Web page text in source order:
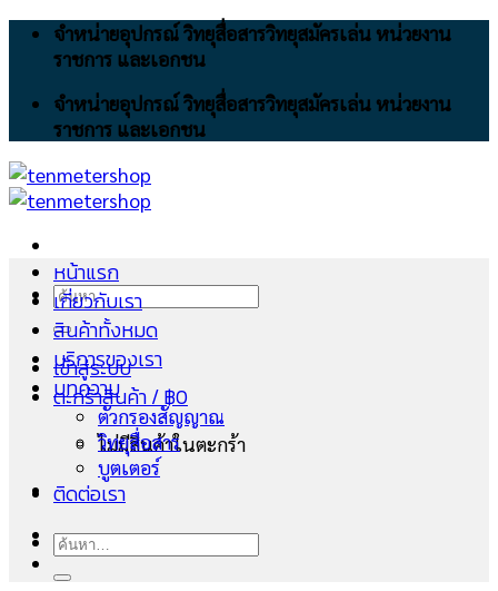
Skip
จำหน่ายอุปกรณ์ วิทยุสื่อสารวิทยุสมัครเล่น หน่วยงาน
ราชการ และเอกชน
จำหน่ายอุปกรณ์ วิทยุสื่อสารวิทยุสมัครเล่น หน่วยงาน
ราชการ และเอกชน
ค้นหา:
เข้าสู่ระบบ
ตะกร้าสินค้า /฿0
ไม่มีสินค้าในตะกร้า
หน้าแรก
เกี่ยวกับเรา
สินค้าทั้งหมด
บริการของเรา
บทความ
ตัวกรองสัญญาณ
วิทยุสื่อสาร
บูตเตอร์
ติดต่อเรา
ค้นหา: